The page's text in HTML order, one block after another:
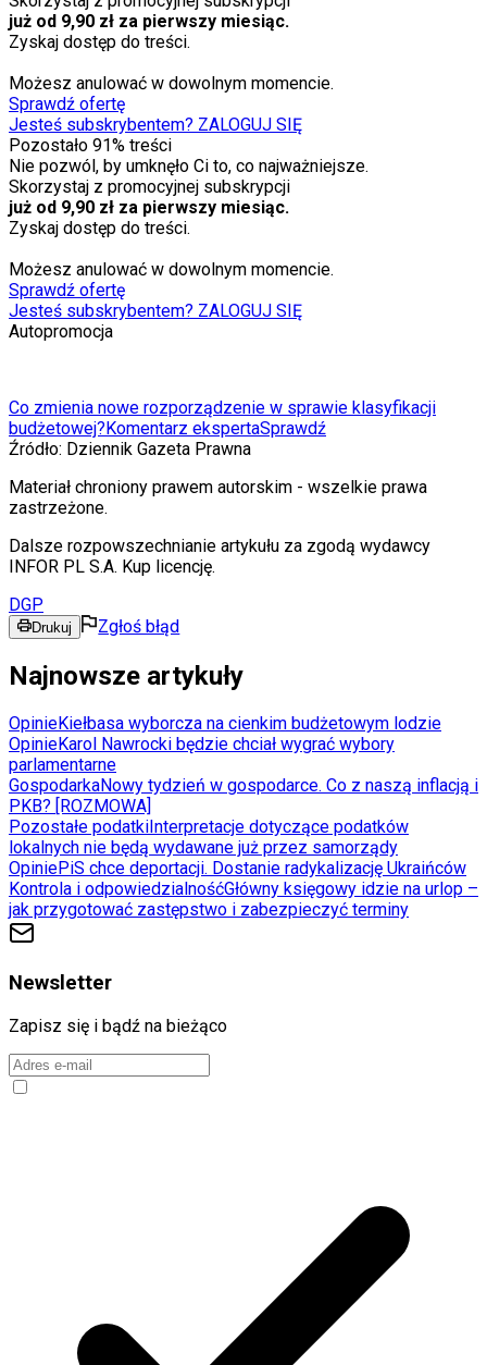
już od 9,90 zł za pierwszy miesiąc.
Zyskaj dostęp do treści.
Możesz anulować w dowolnym momencie.
Sprawdź ofertę
Jesteś subskrybentem? ZALOGUJ SIĘ
Pozostało 91% treści
Nie pozwól, by umknęło Ci to, co najważniejsze.
Skorzystaj z promocyjnej subskrypcji
już od 9,90 zł za pierwszy miesiąc.
Zyskaj dostęp do treści.
Możesz anulować w dowolnym momencie.
Sprawdź ofertę
Jesteś subskrybentem? ZALOGUJ SIĘ
Autopromocja
Co zmienia nowe rozporządzenie w sprawie klasyfikacji
budżetowej?Komentarz ekspertaSprawdź
Źródło: Dziennik Gazeta Prawna
Materiał chroniony prawem autorskim - wszelkie prawa
zastrzeżone.
Dalsze rozpowszechnianie artykułu za zgodą wydawcy
INFOR PL S.A. Kup licencję.
DGP
Drukuj Zgłoś błąd
Najnowsze artykuły
OpinieKiełbasa wyborcza na cienkim budżetowym lodzie
OpinieKarol Nawrocki będzie chciał wygrać wybory
parlamentarne
GospodarkaNowy tydzień w gospodarce. Co z naszą inflacją i
PKB? [ROZMOWA]
Pozostałe podatki Interpretacje dotyczące podatków
lokalnych nie będą wydawane już przez samorządy
OpiniePiS chce deportacji. Dostanie radykalizację Ukraińców
Kontrola i odpowiedzialnośćGłówny księgowy idzie na urlop –
jak przygotować zastępstwo i zabezpieczyć terminy
Newsletter
Zapisz się i bądź na bieżąco